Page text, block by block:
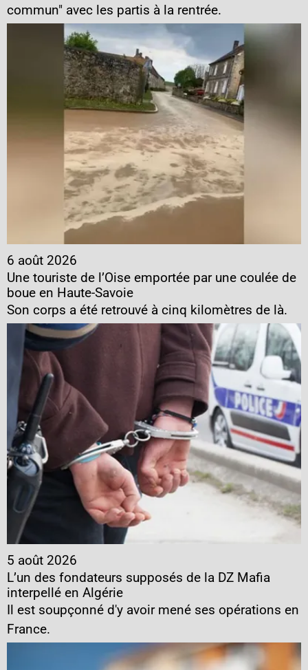
commun" avec les partis à la rentrée.
6 août 2026
Une touriste de l’Oise emportée par une coulée de
boue en Haute-Savoie
Son corps a été retrouvé à cinq kilomètres de là.
5 août 2026
L’un des fondateurs supposés de la DZ Mafia
interpellé en Algérie
Il est soupçonné d'y avoir mené ses opérations en
France.